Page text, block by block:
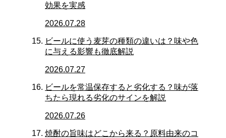
効果を実感
2026.07.28
ビールに使う麦芽の種類の違いは？味や色
に与える影響も徹底解説
2026.07.27
ビールを常温保存すると劣化する？味が落
ちたら現れる劣化のサインを解説
2026.07.26
焼酎の旨味はどこから来る？原料由来のコ